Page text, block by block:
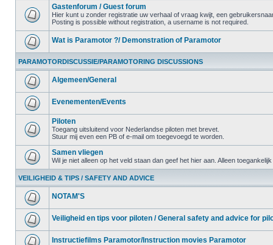
Gastenforum / Guest forum
Hier kunt u zonder registratie uw verhaal of vraag kwijt, een
Posting is possible without registration, a username is not required.
Wat is Paramotor ?/ Demonstration of Paramotor
PARAMOTORDISCUSSIE/PARAMOTORING DISCUSSIONS
Algemeen/General
Evenementen/Events
Piloten
Toegang uitsluitend voor Nederlandse piloten met brevet.
Stuur mij even een PB of e-mail om toegevoegd te worden.
Samen vliegen
Wil je niet alleen op het veld staan dan geef het hier aan. Alleen
VEILIGHEID & TIPS / SAFETY AND ADVICE
NOTAM'S
Veiligheid en tips voor piloten / General safety and advice for
Instructiefilms Paramotor/Instruction movies Paramotor